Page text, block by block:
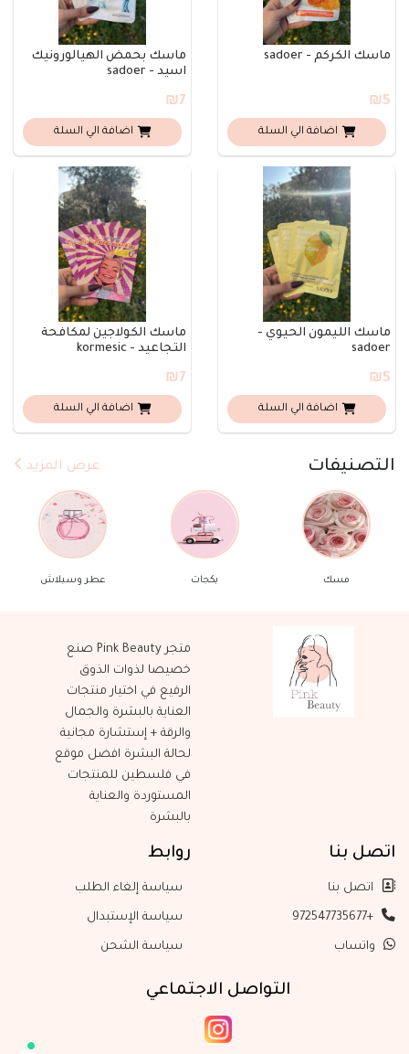
ماسك الكركم - sadoer
₪5
اضافة الي السلة
ماسك بحمض الهيالورونيك
اسيد - sadoer
₪7
اضافة الي السلة
ماسك الليمون الحيوي -
sadoer
₪5
اضافة الي السلة
ماسك الكولاجين لمكافحة
التجاعيد - kormesic
₪7
اضافة الي السلة
التصنيفات عرض المزيد
متجر Pink Beauty صنع
خصيصا لذوات الذوق
الرفيع في اختيار منتجات
العناية بالبشرة والجمال
والرقة + إستشارة مجانية
لحالة البشرة افضل موقع
في فلسطين للمنتجات
المستوردة والعناية
بالبشرة
اتصل بنا
اتصل بنا
+972547735677
واتساب
روابط
سياسة إلغاء الطلب
سياسة الإستبدال
سياسة الشحن
التواصل الاجتماعي